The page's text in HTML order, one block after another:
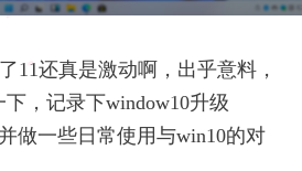
11还真是激动啊，出乎意料，
，记录下window10升级
做一些日常使用与win10的对